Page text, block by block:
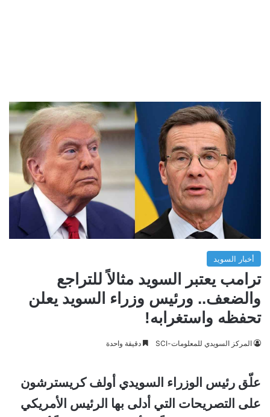
أخبار السويد
ترامب يعتبر السويد مثالاً للتراجع
والضعف.. ورئيس وزراء السويد يعلن
تحفظه واستغرابه!
المركز السويدي للمعلومات-SCI دقيقة واحدة
علّق رئيس الوزراء السويدي أولف كريسترشون
على التصريحات التي أدلى بها الرئيس الأمريكي